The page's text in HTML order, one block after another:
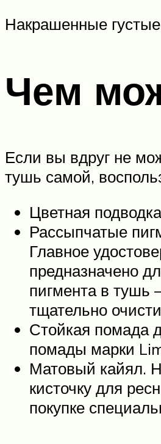
Накрашенные
Чем
Если вы вдруг не
тушь самой,
Цветная
Рассыпчатые
Главное
предназначено
пигмента в тушь
тщательно
Стойкая помада
помады марки
Матовый кайял.
кисточку для
покупке